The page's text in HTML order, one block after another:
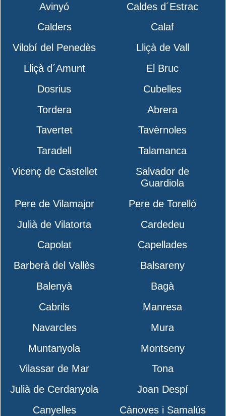
Avinyó
Caldes d´Estrac
Calders
Calaf
Vilobí del Penedès
Lliçà de Vall
Lliçà d´Amunt
El Bruc
Dosrius
Cubelles
Tordera
Abrera
Tavertet
Tavèrnoles
Taradell
Talamanca
Vicenç de Castellet
Salvador de
Guardiola
Pere de Vilamajor
Pere de Torelló
Julià de Vilatorta
Cardedeu
Capolat
Capellades
Barberà del Vallès
Balsareny
Balenyà
Bagà
Cabrils
Manresa
Navarcles
Mura
Muntanyola
Montseny
Vilassar de Mar
Tona
Julià de Cerdanyola
Joan Despí
Canyelles
Cànoves i Samalús